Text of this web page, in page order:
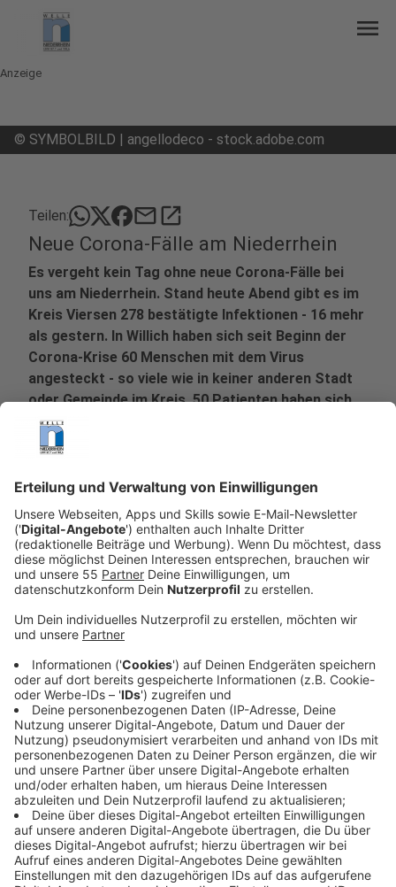
menu
Anzeige
© SYMBOLBILD | angellodeco - stock.adobe.com
Teilen: mailopen_in_new
Neue Corona-Fälle am Niederrhein
Es vergeht kein Tag ohne neue Corona-Fälle bei
uns am Niederrhein. Stand heute Abend gibt es im
Kreis Viersen 278 bestätigte Infektionen - 16 mehr
als gestern. In Willich haben sich seit Beginn der
Corona-Krise 60 Menschen mit dem Virus
angesteckt - so viele wie in keiner anderen Stadt
oder Gemeinde im Kreis. 50 Patienten haben sich
kreisweit schon von einer Infektion erholt und sind
wieder gesund.
Anzeige
Hier die Aufschlüsselung der Kreisverwaltung nach
Brüggen: 7 bestätigte Fälle, 1 gesund
Grefrath: 16 bestätigte Fälle, 5 gesund
Kempen: 29 bestätigte Fälle, 10 gesund
Nettetal: 27 bestätigte Fälle, 5gesund
Niederkrüchten: 50 bestätigte Fälle, 3 gesund, 1
Todesfall
Schwalmtal: 8 bestätigte Fälle, 1 gesund
Tönisvorst: 36 bestätigte Fälle, 3 gesund